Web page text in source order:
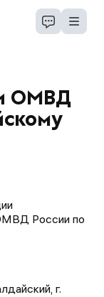
ОМВД
России по
г.